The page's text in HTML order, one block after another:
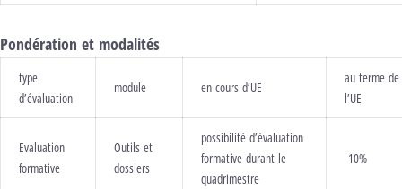
Pondération et modalités
type
d’évaluation
module en cours d’UE
au terme de
l’UE
Evaluation
formative
Outils et
dossiers
possibilité d’évaluation
formative durant le
quadrimestre
10%